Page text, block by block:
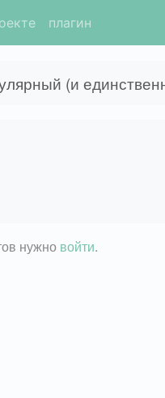
плагин
(и
нужно войти.